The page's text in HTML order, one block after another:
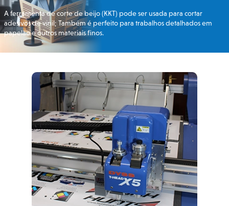
A ferramenta de corte de beijo (KKT) pode ser usada para cortar
adesivos de vinil; Também é perfeito para trabalhos detalhados em
papelão e outros materiais finos.